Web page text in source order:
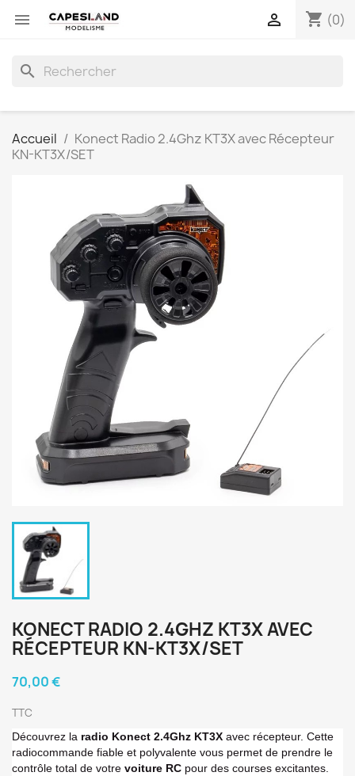
 shopping_cart (0)

search
Accueil
Konect Radio 2.4Ghz KT3X avec Récepteur
KN-KT3X/SET
KONECT RADIO 2.4GHZ KT3X AVEC
RÉCEPTEUR KN-KT3X/SET
70,00 €
TTC
Découvrez la radio Konect 2.4Ghz KT3X avec récepteur. Cette
radiocommande fiable et polyvalente vous permet de prendre le
contrôle total de votre voiture RC pour des courses excitantes.